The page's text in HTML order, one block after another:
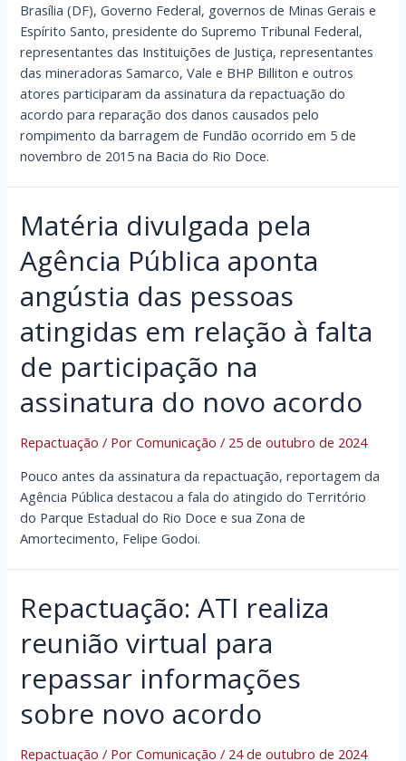
Brasília (DF), Governo Federal, governos de Minas Gerais e
Espírito Santo, presidente do Supremo Tribunal Federal,
representantes das Instituições de Justiça, representantes
das mineradoras Samarco, Vale e BHP Billiton e outros
atores participaram da assinatura da repactuação do
acordo para reparação dos danos causados pelo
rompimento da barragem de Fundão ocorrido em 5 de
novembro de 2015 na Bacia do Rio Doce.
Matéria divulgada pela
Agência Pública aponta
angústia das pessoas
atingidas em relação à falta
de participação na
assinatura do novo acordo
Repactuação / PorComunicação/ 25 de outubro de 2024
Pouco antes da assinatura da repactuação, reportagem da
Agência Pública destacou a fala do atingido do Território
do Parque Estadual do Rio Doce e sua Zona de
Amortecimento, Felipe Godoi.
Repactuação: ATI realiza
reunião virtual para
repassar informações
sobre novo acordo
Repactuação / PorComunicação/ 24 de outubro de 2024